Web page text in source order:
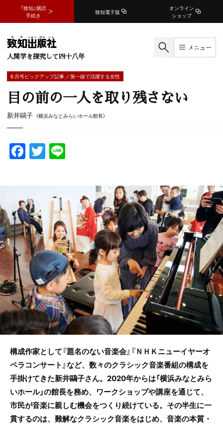
『致知』購読
手続き
致知電子版
オンライン
ショップ
人間学を探究して四十八年
メニュー
6 月号ピックアップ記事 ／第一線で活躍する女性
目の前の一人を取り残さない
新井鷗子 （横浜みなとみらいホール館長）
F
a
e
b
o
o
k
T
w
er
構成作家として『題名のない音楽会』『ＮＨＫニューイヤーオ
ペラコンサート』など、数々のクラシック音楽番組の構成を
手掛けてきた新井鷗子さん。2020年からは「横浜みなとみら
いホール」の館長を務め、ワークショップや講座を通じて、
市民が音楽に親しむ機会をつくり続けている。その半生に一
貫するのは、難解なクラシック音楽をはじめ、音楽の本質・